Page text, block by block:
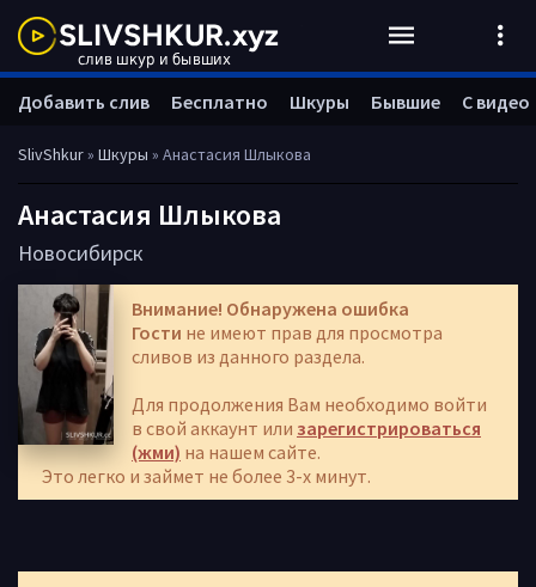
SlivShkur» Шкуры » Анастасия Шлыкова
Анастасия Шлыкова
Новосибирск
Внимание! Обнаружена ошибка
Гости не имеют прав для просмотра
сливов из данного раздела.
Для продолжения Вам необходимо войти
в свой аккаунт или зарегистрироваться
(жми) на нашем сайте.
Это легко и займет не более 3-х минут.
Добавить слив Бесплатно Шкуры Бывшие С видео